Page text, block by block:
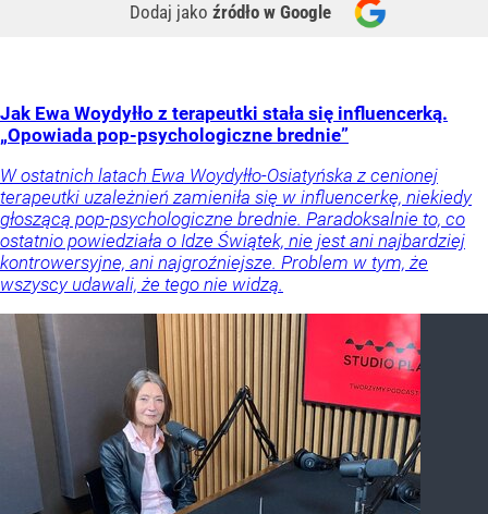
Dodaj jako źródło w Google
Jak Ewa Woydyłło z terapeutki stała się influencerką.
„Opowiada pop-psychologiczne brednie”
W ostatnich latach Ewa Woydyłło-Osiatyńska z cenionej
terapeutki uzależnień zamieniła się w influencerkę, niekiedy
głoszącą pop-psychologiczne brednie. Paradoksalnie to, co
ostatnio powiedziała o Idze Świątek, nie jest ani najbardziej
kontrowersyjne, ani najgroźniejsze. Problem w tym, że
wszyscy udawali, że tego nie widzą.